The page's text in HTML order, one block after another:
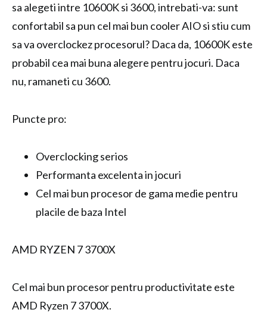
sa alegeti intre 10600K si 3600, intrebati-va: sunt
confortabil sa pun cel mai bun cooler AIO si stiu cum
sa va overclockez procesorul? Daca da, 10600K este
probabil cea mai buna alegere pentru jocuri. Daca
nu, ramaneti cu 3600.
Puncte pro:
Overclocking serios
Performanta excelenta in jocuri
Cel mai bun procesor de gama medie pentru
placile de baza Intel
AMD RYZEN 7 3700X
Cel mai bun procesor pentru productivitate este
AMD Ryzen 7 3700X.